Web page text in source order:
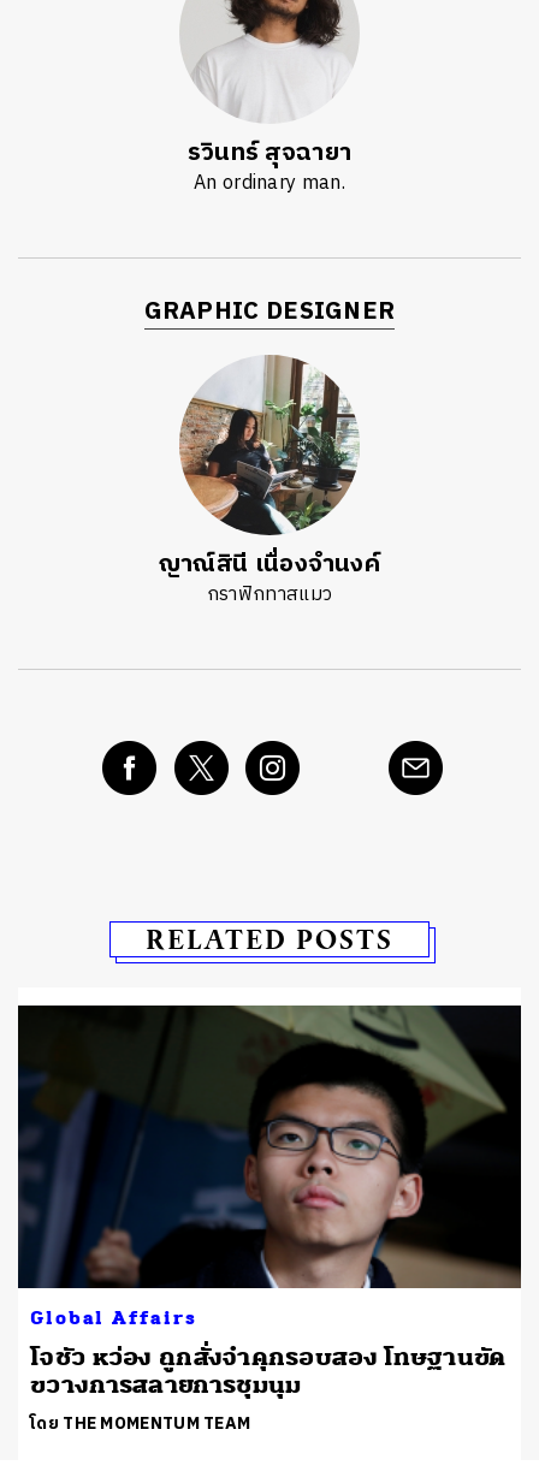
รวินทร์ สุจฉายา
An ordinary man.
GRAPHIC DESIGNER
ญาณ์สินี เนื่องจำนงค์
กราฟิกทาสแมว
RELATED POSTS
Global Affairs
โจชัว หว่อง ถูกสั่งจำคุกรอบสอง โทษฐานขัด
ขวางการสลายการชุมนุม
โดย THE MOMENTUM TEAM